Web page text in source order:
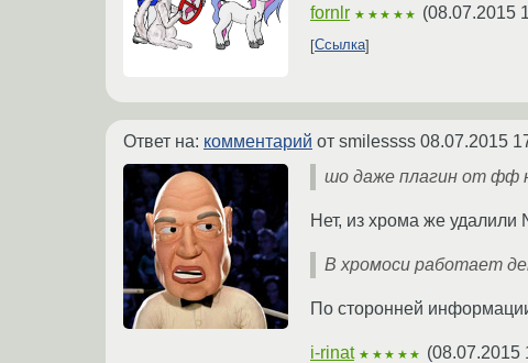
fornlr ★★★★★ (08.07.2015
Ссылка
Ответ на: комментарий от smilessss 08.07.2015
шо даже плагин от фф
Нет, из хрома же удалили
В хромоси работает
По сторонней
i-rinat ★★★★★ (08.07.2015